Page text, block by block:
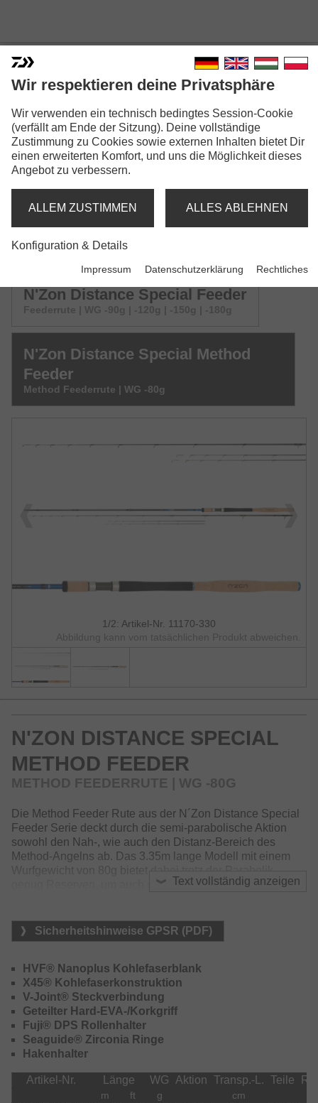
N'ZON DISTANCE SPECIAL
FEEDER
N'Zon Distance Special Feeder
Feederrute | WG -90g | -120g | -150g | -180g
N'Zon Distance Special Method
Feeder
Method Feederrute | WG -80g
1/2: Artikel-Nr. 11170-330
Abbildung kann vom tatsächlichen Produkt abweichen.
N'ZON DISTANCE SPECIAL
METHOD FEEDER
METHOD FEEDERRUTE | WG -80G
Text vollständig anzeigen
Die Method Feeder Rute aus der N´Zon Distance Special
Feeder Serie deckt durch die semi-parabolische Aktion
sowohl den Nah-, wie auch den Distanz-Bereich des
Method-Angelns ab. Das 3.35m lange Modell mit einem
Wurfgewicht von 80g bietet dabei trotz der Parabolik
genug Reserven, um auch große Fische leicht zu
Die X45 Blankkonstruktion in Verbindung mit den
exklusiven DAIWA Rutenbau-Technologien wie HVF und
Rückstellvermögen – ideal für weite und präzise Würfe. Im
Drill werden alle Fluchten problemlos abgefedert und das
Verlustrisko bei Verwendung dünner Montagen minimiert.
Sicherheitshinweise GPSR (PDF)
HVF® Nanoplus Kohlefaserblank
X45® Kohlefaserkonstruktion
V-Joint® Steckverbindung
Geteilter Hard-EVA-/Korkgriff
Fuji® DPS Rollenhalter
Seaguide® Zirconia Ringe
Hakenhalter
Artikel-Nr. Länge WG Aktion Transp.-L. Teile
m ft g cm
Wir respektieren deine Privatsphäre
Wir verwenden ein technisch bedingtes Session-Cookie
(verfällt am Ende der Sitzung). Deine vollständige
Zustimmung zu Cookies sowie externen Inhalten bietet Dir
einen erweiterten Komfort, und uns die Möglichkeit dieses
Angebot zu verbessern.
ALLEM ZUSTIMMEN ALLES ABLEHNEN
Konfiguration & Details
Impressum Datenschutzerklärung Rechtliches